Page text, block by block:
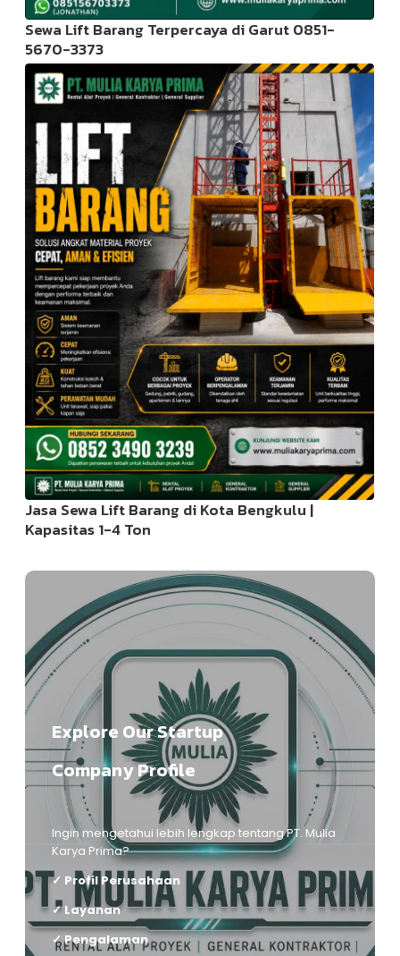
Sewa Lift Barang Terpercaya di Garut 0851-
5670-3373
Jasa Sewa Lift Barang di Kota Bengkulu |
Kapasitas 1-4 Ton
Explore Our Startup
Company Profile
Ingin mengetahui lebih lengkap tentang PT. Mulia
Karya Prima?
✓ Profil Perusahaan
✓ Layanan
✓ Pengalaman